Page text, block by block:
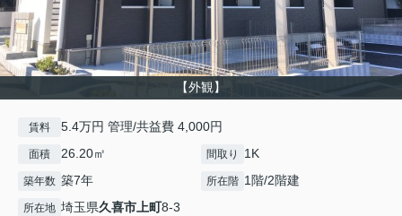
【外観】
賃料 5.4万円 管理/共益費 4,000円
面積 26.20㎡ 間取り 1K
築年数 築7年 所在階 1階/2階建
所在地 埼玉県久喜市 上町8-3